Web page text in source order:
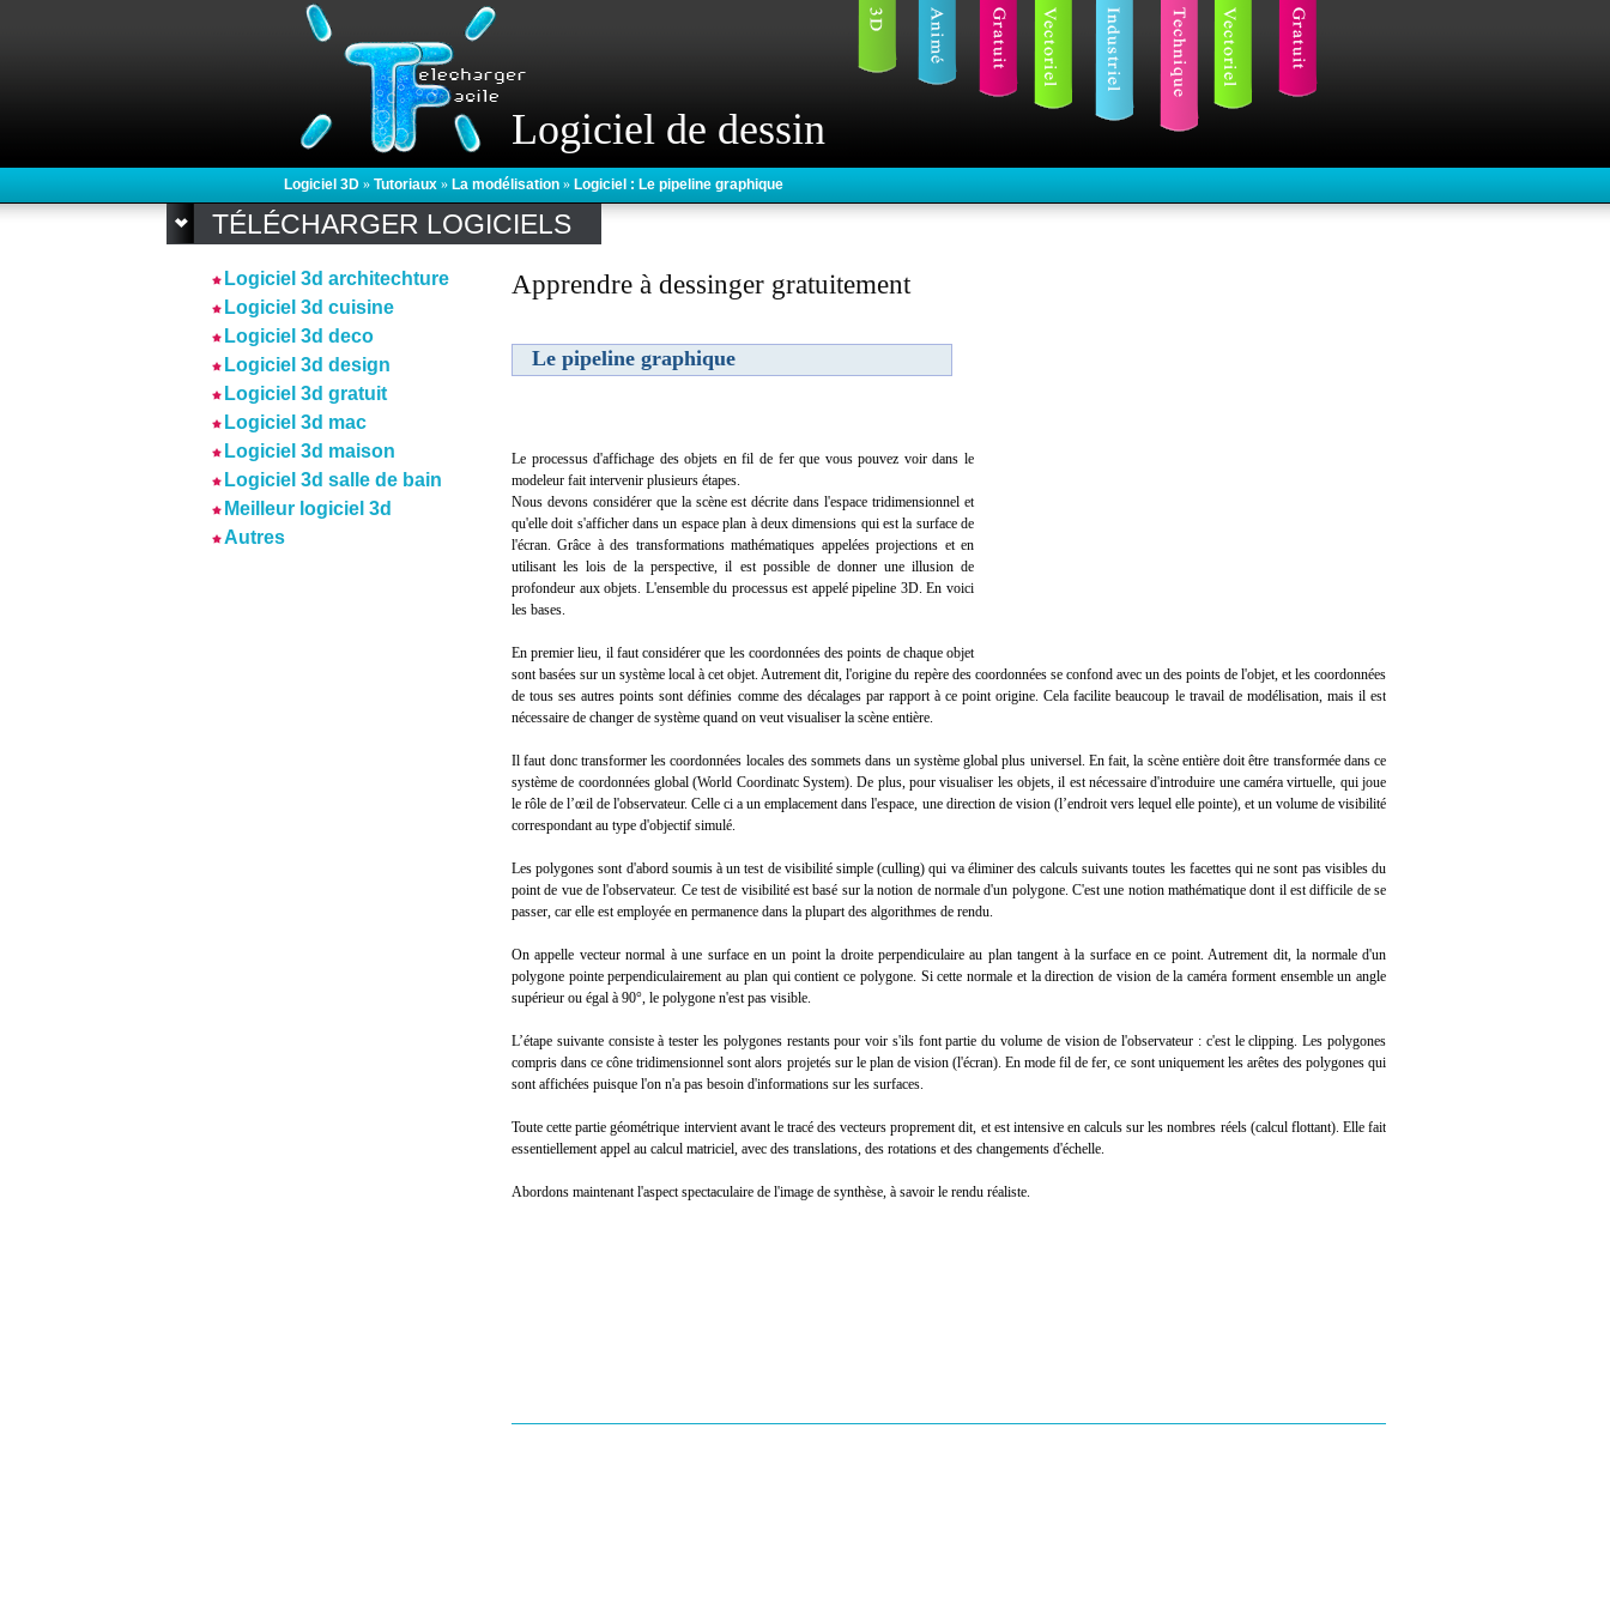
Logiciel de dessin
Logiciel 3D » Tutoriaux » La modélisation » Logiciel : Le pipeline graphique
TÉLÉCHARGER LOGICIELS
Logiciel 3d architechture
Logiciel 3d cuisine
Logiciel 3d deco
Logiciel 3d design
Logiciel 3d gratuit
Logiciel 3d mac
Logiciel 3d maison
Logiciel 3d salle de bain
Meilleur logiciel 3d
Autres
Apprendre à dessinger gratuitement
Le pipeline graphique
Le processus d'affichage des objets en fil de fer que vous pouvez voir dans le
modeleur fait intervenir plusieurs étapes.
Nous devons considérer que la scène est décrite dans l'espace tridimensionnel et
qu'elle doit s'afficher dans un espace plan à deux dimensions qui est la surface de
l'écran. Grâce à des transformations mathématiques appelées projections et en
utilisant les lois de la perspective, il est possible de donner une illusion de
profondeur aux objets. L'ensemble du processus est appelé pipeline 3D. En voici
les bases.
En premier lieu, il faut considérer que les coordonnées des points de chaque objet
sont basées sur un système local à cet objet. Autrement dit, l'origine du repère des coordonnées se confond avec un des points de l'objet, et les coordonnées
de tous ses autres points sont définies comme des décalages par rapport à ce point origine. Cela facilite beaucoup le travail de modélisation, mais il est
nécessaire de changer de système quand on veut visualiser la scène entière.
Il faut donc transformer les coordonnées locales des sommets dans un système global plus universel. En fait, la scène entière doit être transformée dans ce
système de coordonnées global (World Coordinatc System). De plus, pour visualiser les objets, il est nécessaire d'introduire une caméra virtuelle, qui joue
le rôle de l’œil de l'observateur. Celle ci a un emplacement dans l'espace, une direction de vision (l’endroit vers lequel elle pointe), et un volume de visibilité
correspondant au type d'objectif simulé.
Les polygones sont d'abord soumis à un test de visibilité simple (culling) qui va éliminer des calculs suivants toutes les facettes qui ne sont pas visibles du
point de vue de l'observateur. Ce test de visibilité est basé sur la notion de normale d'un polygone. C'est une notion mathématique dont il est difficile de se
passer, car elle est employée en permanence dans la plupart des algorithmes de rendu.
On appelle vecteur normal à une surface en un point la droite perpendiculaire au plan tangent à la surface en ce point. Autrement dit, la normale d'un
polygone pointe perpendiculairement au plan qui contient ce polygone. Si cette normale et la direction de vision de la caméra forment ensemble un angle
supérieur ou égal à 90°, le polygone n'est pas visible.
L’étape suivante consiste à tester les polygones restants pour voir s'ils font partie du volume de vision de l'observateur : c'est le clipping. Les polygones
compris dans ce cône tridimensionnel sont alors projetés sur le plan de vision (l'écran). En mode fil de fer, ce sont uniquement les arêtes des polygones qui
sont affichées puisque l'on n'a pas besoin d'informations sur les surfaces.
Toute cette partie géométrique intervient avant le tracé des vecteurs proprement dit, et est intensive en calculs sur les nombres réels (calcul flottant). Elle fait
essentiellement appel au calcul matriciel, avec des translations, des rotations et des changements d'échelle.
Abordons maintenant l'aspect spectaculaire de l'image de synthèse, à savoir le rendu réaliste.